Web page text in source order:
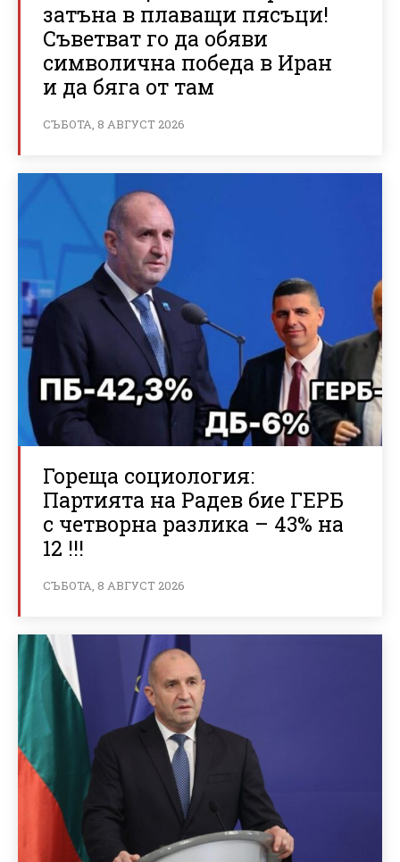
затъна в плаващи пясъци!
Съветват го да обяви
символична победа в Иран
и да бяга от там
СЪБОТА, 8 АВГУСТ 2026
Гореща социология:
Партията на Радев бие ГЕРБ
с четворна разлика – 43% на
12 !!!
СЪБОТА, 8 АВГУСТ 2026